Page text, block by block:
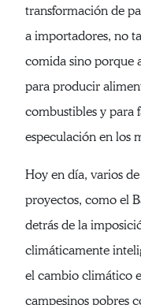
transformación de
a importadores, no
comida sino porque
para producir
combustibles y para
especulación en los
Hoy en día, varios
proyectos, como el
detrás de la
climáticamente
el cambio climático
campesinos pobres